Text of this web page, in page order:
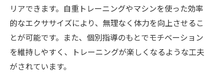
リアできます。自重トレーニングやマシンを使った効率
的なエクササイズにより、無理なく体力を向上させるこ
とが可能です。また、個別指導のもとでモチベーション
を維持しやすく、トレーニングが楽しくなるような工夫
がされています。